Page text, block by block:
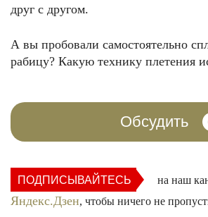
друг с другом.
А вы пробовали самостоятельно
рабицу? Какую технику плетения
Обсудить
ПОДПИСЫВАЙТЕСЬ на наш
Яндекс.Дзен, чтобы ничего не